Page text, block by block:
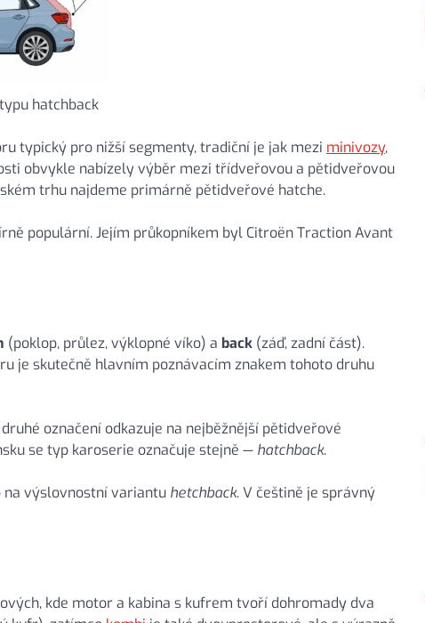
hatchback
typický pro nižší segmenty, tradiční je jak mezi minivozy,
obvykle nabízely výběr mezi třídveřovou a pětidveřovou
trhu najdeme primárně pětidveřové hatche.
populární. Jejím průkopníkem byl Citroën Traction Avant
(poklop, průlez, výklopné víko) a back (záď, zadní část).
je skutečně hlavním poznávacím znakem tohoto druhu
označení odkazuje na nejběžnější pětidveřové
se typ karoserie označuje stejně — hatchback.
výslovnostní variantu hetchback. V češtině je správný
kde motor a kabina s kufrem tvoří dohromady dva